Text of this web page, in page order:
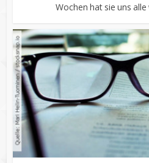
Wochen hat sie uns